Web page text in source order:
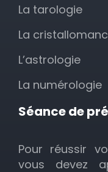
La tarologie
La
L’astrologie
La numérologie
Séance de
Pour réussir
vous devez